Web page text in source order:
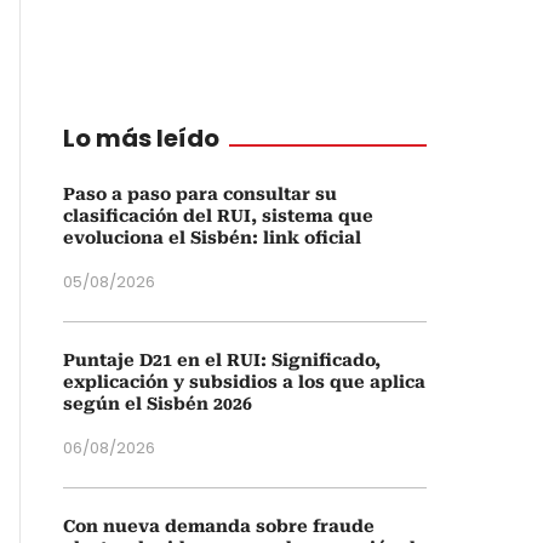
Lo más leído
Paso a paso para consultar su
clasificación del RUI, sistema que
evoluciona el Sisbén: link oficial
05/08/2026
Puntaje D21 en el RUI: Significado,
explicación y subsidios a los que aplica
según el Sisbén 2026
06/08/2026
Con nueva demanda sobre fraude